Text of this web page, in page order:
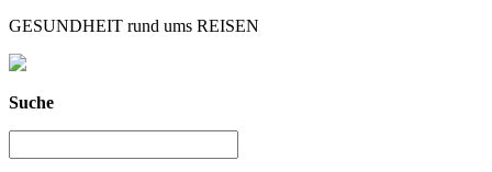
GESUNDHEIT rund ums REISEN
Suche